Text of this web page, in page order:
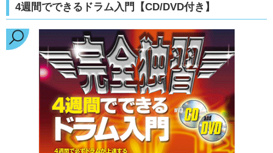
4週間でできるドラム入門【CD/DVD付き】